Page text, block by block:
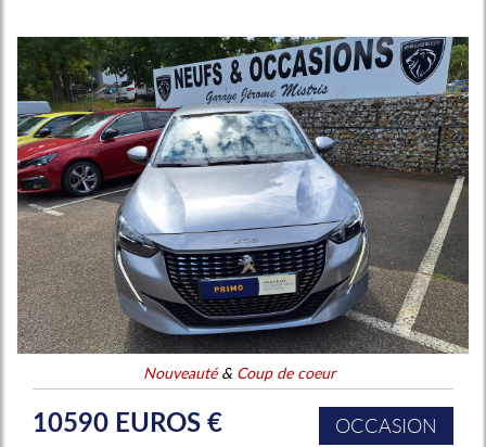
Nouveauté& Coup de coeur
10590 EUROS € OCCASION